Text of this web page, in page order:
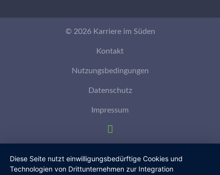
© 2026 Karriere im Süden
Kontakt
Nutzungsbedingungen
Datenschutz
Impressum
Diese Seite nutzt einwilligungsbedürftige Cookies und
Technologien von Drittunternehmen zur Integration